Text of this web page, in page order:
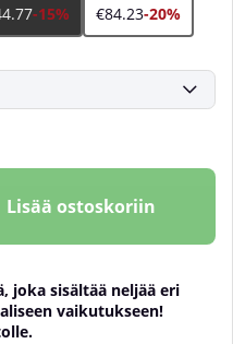
-15% €84.23-20%
Lisää ostoskoriin
joka sisältää neljää eri
vaikutukseen!